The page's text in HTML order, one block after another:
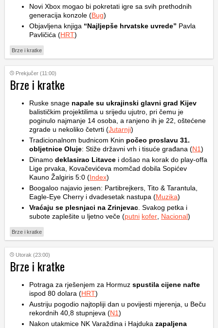
Novi Xbox mogao bi pokretati igre sa svih prethodnih
generacija konzole (Bug)
Objavljena knjiga “Najljepše hrvatske uvrede” Pavla
Pavličića (HRT)
Brze i kratke
Prekjučer (11:00)
Brze i kratke
Ruske snage napale su ukrajinski glavni grad Kijev
balističkim projektilima u srijedu ujutro, pri čemu je
poginulo najmanje 14 osoba, a ranjeno ih je 22, oštećene
zgrade u nekoliko četvrti (Jutarnji)
Tradicionalnom budnicom Knin počeo proslavu 31.
obljetnice Oluje: Stiže državni vrh i tisuće građana (N1)
Dinamo deklasirao Litavce i došao na korak do play-offa
Lige prvaka, Kovačevićeva momčad dobila Sopićev
Kauno Žalgiris 5:0 (Index)
Boogaloo najavio jesen: Partibrejkers, Tito & Tarantula,
Eagle-Eye Cherry i dvadesetak nastupa (Muzika)
Vraćaju se plesnjaci na Zrinjevac . Svakog petka i
subote zaplešite u ljetno veče (putni kofer Nacional)
Brze i kratke
Utorak (23:00)
Brze i kratke
Potraga za rješenjem za Hormuz spustila cijene nafte
ispod 80 dolara (HRT)
Austriju pogodio najtopliji dan u povijesti mjerenja, u Beču
rekordnih 40,8 stupnjeva (N1)
Nakon utakmice NK Varaždina i Hajduka zapaljena